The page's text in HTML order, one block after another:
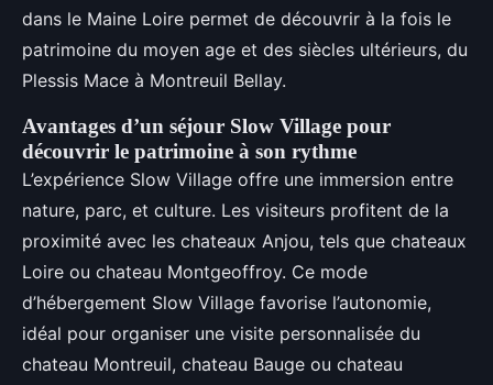
dans le Maine Loire permet de découvrir à la fois le
patrimoine du moyen age et des siècles ultérieurs, du
Plessis Mace à Montreuil Bellay.
Avantages d’un séjour Slow Village pour
découvrir le patrimoine à son rythme
L’expérience Slow Village offre une immersion entre
nature, parc, et culture. Les visiteurs profitent de la
proximité avec les chateaux Anjou, tels que chateaux
Loire ou chateau Montgeoffroy. Ce mode
d’hébergement Slow Village favorise l’autonomie,
idéal pour organiser une visite personnalisée du
chateau Montreuil, chateau Bauge ou chateau